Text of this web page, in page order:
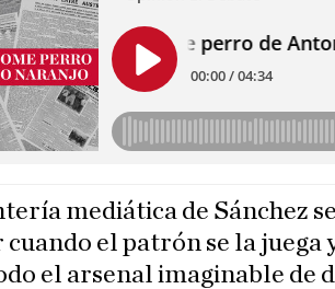
mediática de Sánchez
el patrón se la juega
el arsenal imaginable de